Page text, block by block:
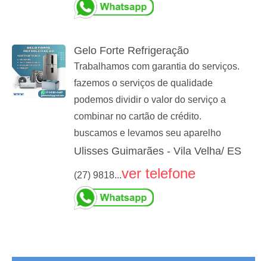
Gelo Forte Refrigeração
Trabalhamos com garantia do serviços.
fazemos o serviços de qualidade
podemos dividir o valor do serviço a
combinar no cartão de crédito.
buscamos e levamos seu aparelho
Ulisses Guimarães - Vila Velha/ ES
(27) 9818...ver telefone